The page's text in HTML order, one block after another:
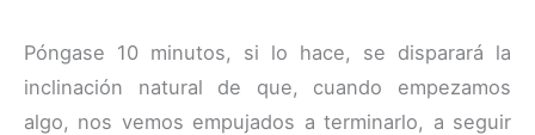
Póngase 10 minutos, si lo hace, se disparará la
inclinación natural de que, cuando empezamos
algo, nos vemos empujados a terminarlo, a seguir